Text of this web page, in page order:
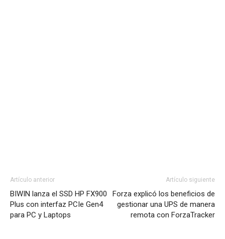
Artículo anterior
BIWIN lanza el SSD HP FX900
Plus con interfaz PCIe Gen4
para PC y Laptops
Artículo siguiente
Forza explicó los beneficios de
gestionar una UPS de manera
remota con ForzaTracker